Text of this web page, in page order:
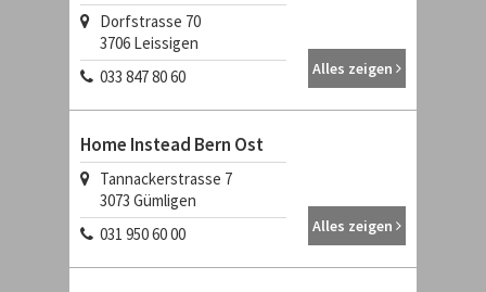
Dorfstrasse 70
3706 Leissigen
033 847 80 60
Alles zeigen
Home Instead Bern Ost
Tannackerstrasse 7
3073 Gümligen
031 950 60 00
Alles zeigen